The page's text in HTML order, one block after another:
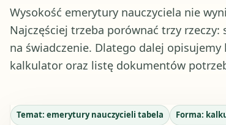
Wysokość emerytury nauczyciela nie
Najczęściej trzeba porównać trzy
na świadczenie. Dlatego dalej
kalkulator oraz listę dokumentów
Temat: emerytury nauczycieli tabela Forma: